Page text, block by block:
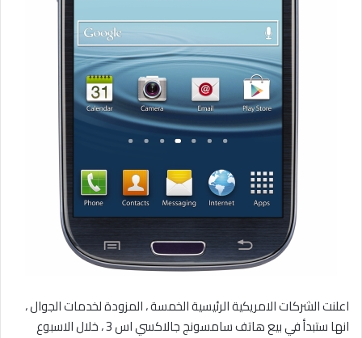
اعلنت الشركات الامريكية الرئيسية الخمسة ، المزودة لخدمات الجوال ،
انها ستبدأ في بيع هاتف سامسونج جالاكسي اس 3 ، خلال الاسبوع